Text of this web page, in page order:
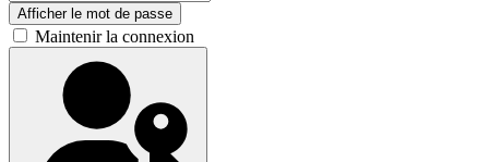
Afficher le mot de passe
Maintenir la connexion